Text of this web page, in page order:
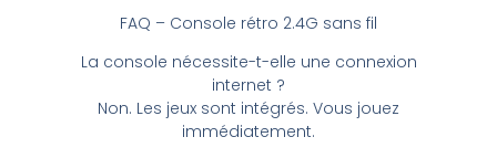
FAQ – Console rétro 2.4G sans fil
La console nécessite-t-elle une connexion
internet ?
Non. Les jeux sont intégrés. Vous jouez
immédiatement.